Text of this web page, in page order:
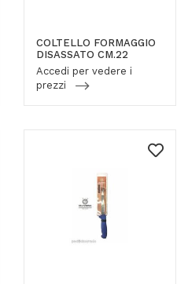
COLTELLO FORMAGGIO
DISASSATO CM.22
Accedi per vedere i
prezzi